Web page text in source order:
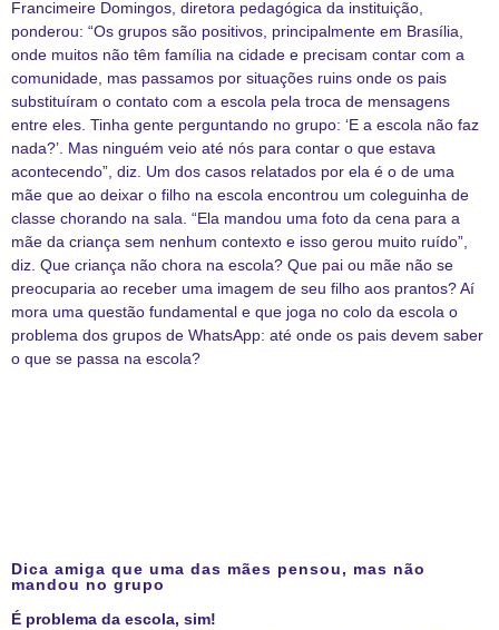
Francimeire Domingos, diretora pedagógica da instituição,
ponderou: “Os grupos são positivos, principalmente em Brasília,
onde muitos não têm família na cidade e precisam contar com a
comunidade, mas passamos por situações ruins onde os pais
substituíram o contato com a escola pela troca de mensagens
entre eles. Tinha gente perguntando no grupo: ‘E a escola não faz
nada?’. Mas ninguém veio até nós para contar o que estava
acontecendo”, diz. Um dos casos relatados por ela é o de uma
mãe que ao deixar o filho na escola encontrou um coleguinha de
classe chorando na sala. “Ela mandou uma foto da cena para a
mãe da criança sem nenhum contexto e isso gerou muito ruído”,
diz. Que criança não chora na escola? Que pai ou mãe não se
preocuparia ao receber uma imagem de seu filho aos prantos? Aí
mora uma questão fundamental e que joga no colo da escola o
problema dos grupos de WhatsApp: até onde os pais devem saber
o que se passa na escola?
Dica amiga que uma das mães pensou, mas não
mandou no grupo
É problema da escola, sim!